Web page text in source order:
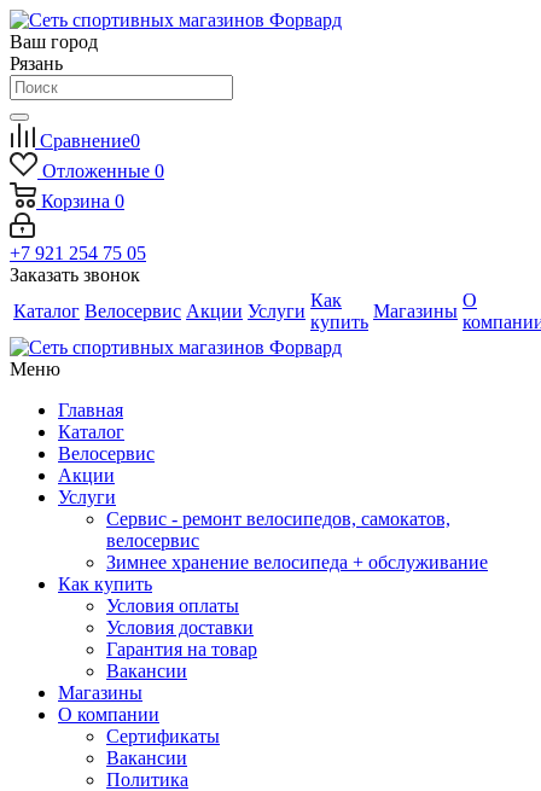
Ваш город
Рязань
Сравнение0
Отложенные 0
Корзина 0
+7 921 254 75 05
Заказать звонок
Каталог Велосервис Акции Услуги
Как
купить
Магазины
О
Меню
Главная
Каталог
Велосервис
Акции
Услуги
Сервис - ремонт велосипедов, самокатов,
велосервис
Зимнее хранение велосипеда + обслуживание
Как купить
Условия оплаты
Условия доставки
Гарантия на товар
Вакансии
Магазины
О компании
Сертификаты
Вакансии
Политика